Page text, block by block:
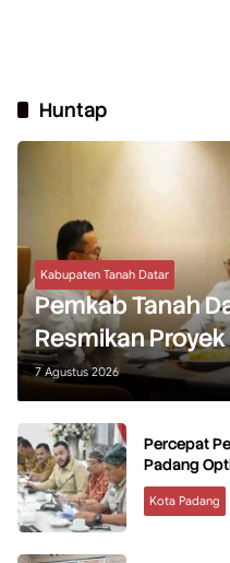
Huntap
Kabupaten Tanah Datar
Pemkab Tanah
Resmikan
Sekolah Rakyat
7 Agustus 2026
Percepat
Padang
Kota Padang